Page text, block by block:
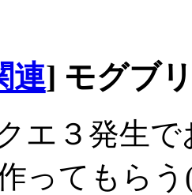
連] モグブ
エ３発生
ってもらう